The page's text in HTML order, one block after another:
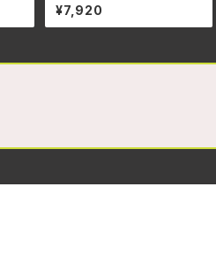
¥7,920